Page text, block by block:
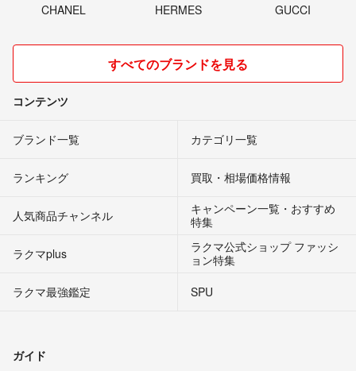
CHANEL HERMES GUCCI
すべてのブランドを見る
コンテンツ
ブランド一覧 カテゴリ一覧
ランキング 買取・相場価格情報
人気商品チャンネル
キャンペーン一覧・おすすめ
特集
ラクマplus
ラクマ公式ショップ ファッシ
ョン特集
ラクマ最強鑑定
SPU
ガイド